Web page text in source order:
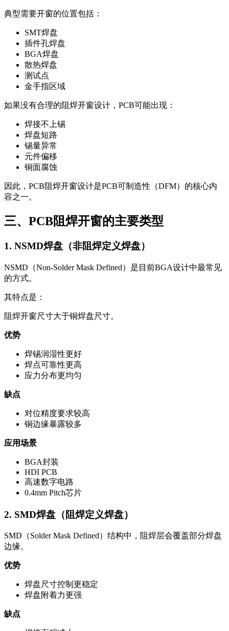
典型需要开窗的位置包括：
SMT焊盘
插件孔焊盘
BGA焊盘
散热焊盘
测试点
金手指区域
如果没有合理的阻焊开窗设计，PCB可能出现：
焊接不上锡
焊盘短路
锡量异常
元件偏移
铜面腐蚀
因此，PCB阻焊开窗设计是PCB可制造性（DFM）的核心内
容之一。
三、PCB阻焊开窗的主要类型
1. NSMD焊盘（非阻焊定义焊盘）
NSMD（Non-Solder Mask Defined）是目前BGA设计中最常见
的方式。
其特点是：
阻焊开窗尺寸大于铜焊盘尺寸。
优势
焊锡润湿性更好
焊点可靠性更高
应力分布更均匀
缺点
对位精度要求较高
铜边缘暴露较多
应用场景
BGA封装
HDI PCB
高速数字电路
0.4mm Pitch芯片
2. SMD焊盘（阻焊定义焊盘）
SMD（Solder Mask Defined）结构中，阻焊层会覆盖部分焊盘
边缘。
优势
焊盘尺寸控制更稳定
焊盘附着力更强
缺点